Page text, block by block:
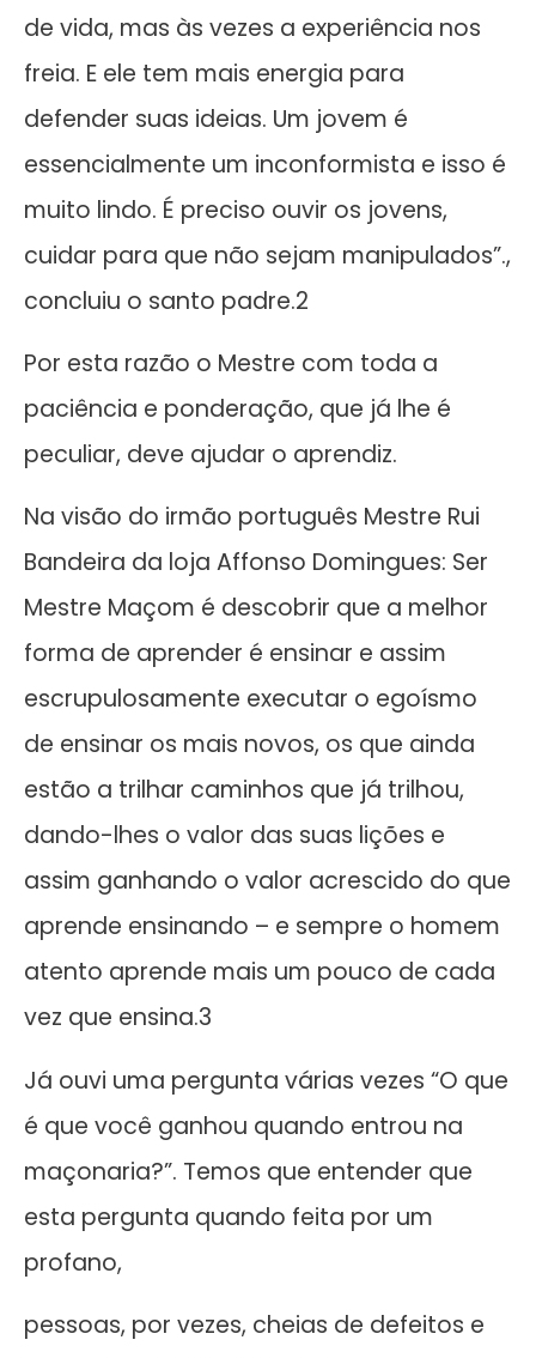
de vida, mas às vezes a experiência nos
freia. E ele tem mais energia para
defender suas ideias. Um jovem é
essencialmente um inconformista e isso é
muito lindo. É preciso ouvir os jovens,
cuidar para que não sejam manipulados”.,
concluiu o santo padre.2
Por esta razão o Mestre com toda a
paciência e ponderação, que já lhe é
peculiar, deve ajudar o aprendiz.
Na visão do irmão português Mestre Rui
Bandeira da loja Affonso Domingues: Ser
Mestre Maçom é descobrir que a melhor
forma de aprender é ensinar e assim
escrupulosamente executar o egoísmo
de ensinar os mais novos, os que ainda
estão a trilhar caminhos que já trilhou,
dando-lhes o valor das suas lições e
assim ganhando o valor acrescido do que
aprende ensinando – e sempre o homem
atento aprende mais um pouco de cada
vez que ensina.3
Já ouvi uma pergunta várias vezes “O que
é que você ganhou quando entrou na
maçonaria?”. Temos que entender que
esta pergunta quando feita por um
profano,
pessoas, por vezes, cheias de defeitos e